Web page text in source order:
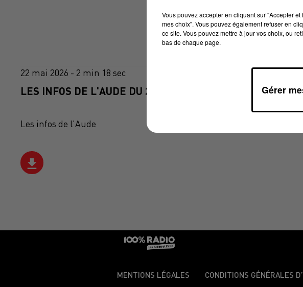
22 mai 2026 - 2 min 18 sec
LES INFOS DE L'AUDE DU 22/05/2026 À 10H59
Les infos de l'Aude
MENTIONS LÉGALES CONDITIONS GÉNÉRALES
Vous pouvez accepter en cliquant sur "Accepter
mes choix". Vous pouvez également refuser en
ce site. Vous pouvez mettre à jour vos choix, ou
bas de chaque page.
Gérer